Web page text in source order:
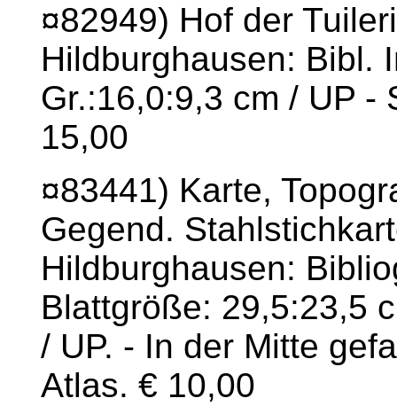
¤82949) Hof der
Hildburghausen: Bibl.
Gr.:16,0:9,3 cm / UP -
15,00
¤83441) Karte,
Gegend.
Hildburghausen:
Blattgröße: 29,5:23,5
/ UP. - In der Mitte
Atlas. € 10,00